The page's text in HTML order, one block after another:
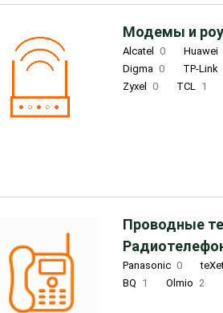
Модемы и
Alcatel 0 Huawei
Digma 0 TP-Link
Zyxel
0 TCL 1
Проводные
Panasonic 0
BQ 1 Olmio 2